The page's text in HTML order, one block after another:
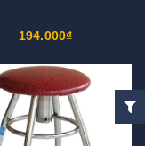
194.000₫